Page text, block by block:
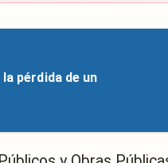
pérdida de un